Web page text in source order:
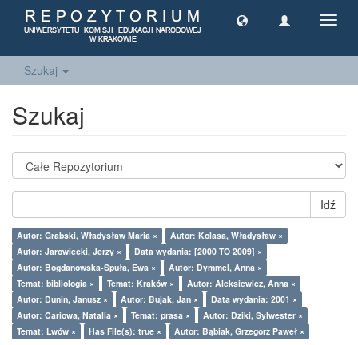
Szukaj
Szukaj
Idź
Autor: Grabski, Władysław Maria ×
Autor: Kolasa, Władysław ×
Autor: Jarowiecki, Jerzy ×
Data wydania: [2000 TO 2009] ×
Autor: Bogdanowska-Spuła, Ewa ×
Autor: Dymmel, Anna ×
Temat: bibliologia ×
Temat: Kraków ×
Autor: Aleksiewicz, Anna ×
Autor: Dunin, Janusz ×
Autor: Bujak, Jan ×
Data wydania: 2001 ×
Autor: Cariowa, Natalia ×
Temat: prasa ×
Autor: Dziki, Sylwester ×
Temat: Lwów ×
Has File(s): true × Autor: Bąbiak, Grzegorz Paweł ×